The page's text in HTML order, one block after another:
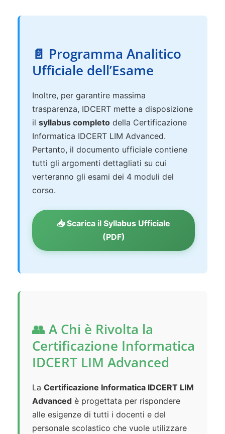
📄 Programma Analitico
Ufficiale dell’Esame
Inoltre, per garantire massima
trasparenza, IDCERT mette a disposizione
il syllabus completo della Certificazione
Informatica IDCERT LIM Advanced.
Pertanto, il documento ufficiale contiene
tutti gli argomenti dettagliati su cui
verteranno gli esami dei 4 moduli del
corso.
📥 Scarica il Syllabus Ufficiale
(PDF)
👥 A Chi è Rivolta la
Certificazione Informatica
IDCERT LIM Advanced
La Certificazione Informatica IDCERT LIM
Advanced è progettata per rispondere
alle esigenze di tutti i docenti e del
personale scolastico che vuole utilizzare